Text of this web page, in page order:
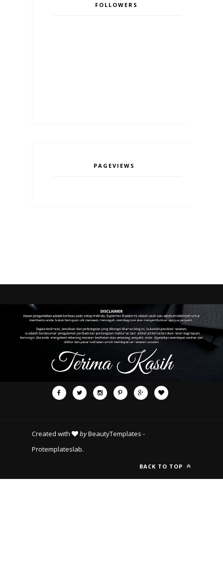
FOLLOWERS
PAGEVIEWS
Created with byBeautyTemplates -
Protemplateslab.
BACK TO TOP